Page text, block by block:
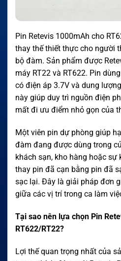
Pin Retevis 1000mAh cho
thay thế thiết thực cho người
bộ đàm. Sản phẩm được
máy RT22 và RT622. Pin
có điện áp 3.7V và dung
này giúp duy trì nguồn điện
mất đi ưu điểm nhỏ gọn của
Một viên pin dự phòng giúp
đàm đang được dùng trong
khách sạn, kho hàng hoặc sự
thay pin đã cạn bằng pin đã
sạc lại. Đây là giải pháp đơn
giữa các vị trí trong ca làm
Tại sao nên lựa chọn Pin
RT622/RT22?
Lợi thế quan trọng nhất của